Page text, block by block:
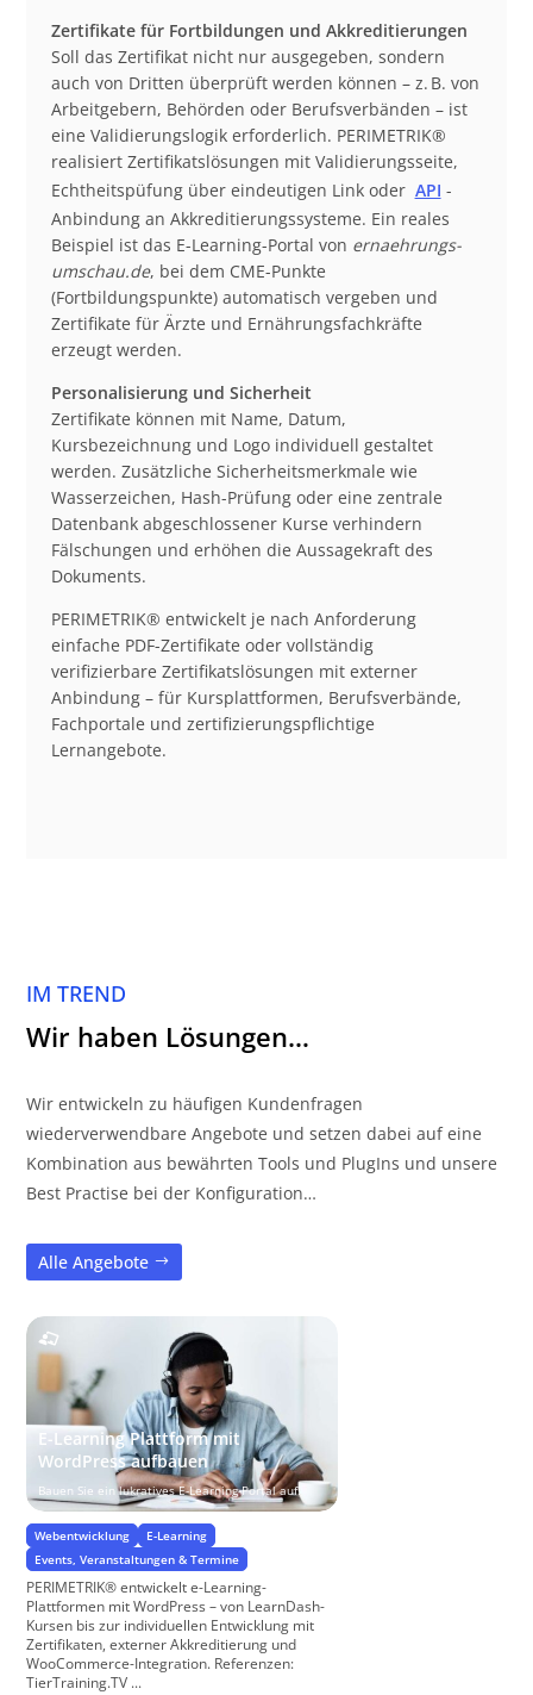
Zertifikate für Fortbildungen und Akkreditierungen
Soll das Zertifikat nicht nur ausgegeben, sondern
auch von Dritten überprüft werden können – z. B. von
Arbeitgebern, Behörden oder Berufsverbänden – ist
eine Validierungslogik erforderlich. PERIMETRIK®
realisiert Zertifikatslösungen mit Validierungsseite,
Echtheitspüfung über eindeutigen Link oder API -
Anbindung an Akkreditierungssysteme. Ein reales
Beispiel ist das E-Learning-Portal von ernaehrungs-
umschau.de, bei dem CME-Punkte
(Fortbildungspunkte) automatisch vergeben und
Zertifikate für Ärzte und Ernährungsfachkräfte
erzeugt werden.
Personalisierung und Sicherheit
Zertifikate können mit Name, Datum,
Kursbezeichnung und Logo individuell gestaltet
werden. Zusätzliche Sicherheitsmerkmale wie
Wasserzeichen, Hash-Prüfung oder eine zentrale
Datenbank abgeschlossener Kurse verhindern
Fälschungen und erhöhen die Aussagekraft des
Dokuments.
PERIMETRIK® entwickelt je nach Anforderung
einfache PDF-Zertifikate oder vollständig
verifizierbare Zertifikatslösungen mit externer
Anbindung – für Kursplattformen, Berufsverbände,
Fachportale und zertifizierungspflichtige
Lernangebote.
IM TREND
Wir haben Lösungen…
Wir entwickeln zu häufigen Kundenfragen
wiederverwendbare Angebote und setzen dabei auf eine
Kombination aus bewährten Tools und PlugIns und unsere
Best Practise bei der Konfiguration…
Alle Angebote
E-Learning Plattform mit
WordPress aufbauen
Bauen Sie ein lukratives E-Learning-Portal auf!
Webentwicklung
E-Learning
Events, Veranstaltungen & Termine
PERIMETRIK® entwickelt e-Learning-
Plattformen mit WordPress – von LearnDash-
Kursen bis zur individuellen Entwicklung mit
Zertifikaten, externer Akkreditierung und
WooCommerce-Integration. Referenzen:
TierTraining.TV ...